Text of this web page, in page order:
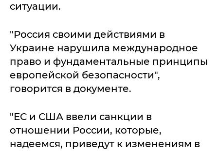
ситуации.
"Россия своими действиями в
Украине нарушила международное
право и фундаментальные принципы
европейской безопасности",
говорится в документе.
"ЕС и США ввели санкции в
отношении России, которые,
надеемся, приведут к изменениям в